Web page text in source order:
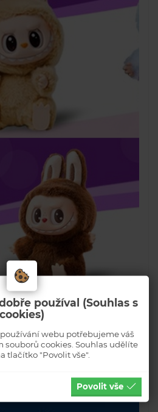
používal (Souhlas s
cookies)
webu potřebujeme váš
souborů cookies. Souhlas udělíte
tlačítko "Povolit vše".
Povolit vše